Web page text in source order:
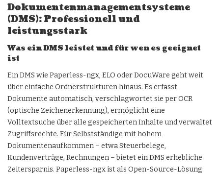
Dokumentenmanagementsysteme
(DMS): Professionell und
leistungsstark
Was ein DMS leistet und für wen es geeignet
ist
Ein DMS wie Paperless-ngx, ELO oder DocuWare geht weit
über einfache Ordnerstrukturen hinaus. Es erfasst
Dokumente automatisch, verschlagwortet sie per OCR
(optische Zeichenerkennung), ermöglicht eine
Volltextsuche über alle gespeicherten Inhalte und verwaltet
Zugriffsrechte. Für Selbstständige mit hohem
Dokumentenaufkommen – etwa Steuerbelege,
Kundenverträge, Rechnungen – bietet ein DMS erhebliche
Zeitersparnis. Paperless-ngx ist als Open-Source-Lösung